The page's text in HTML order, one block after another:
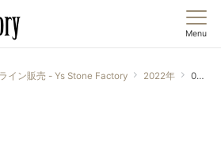
Menu
イン販売 - Ys Stone Factory 2022年 06月